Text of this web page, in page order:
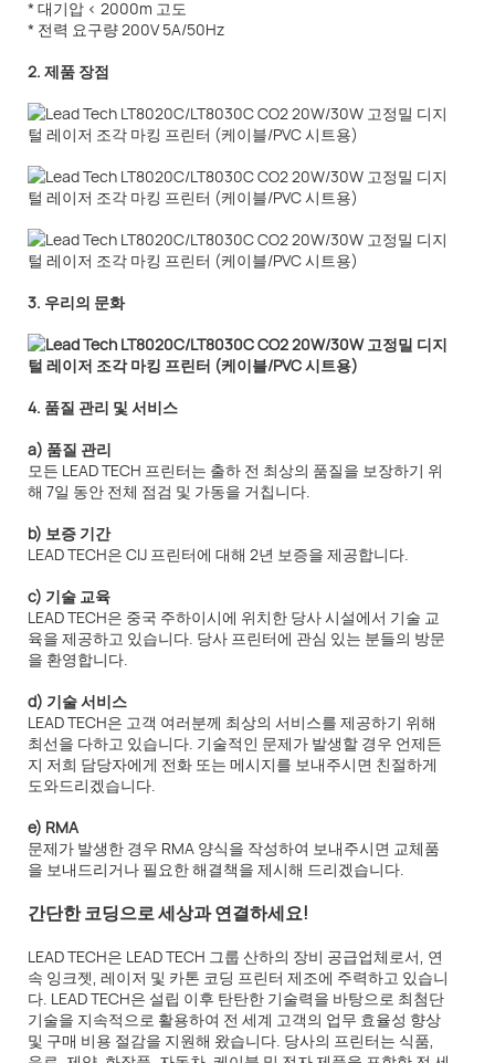
* 대기압 < 2000m 고도
* 전력 요구량 200V 5A/50Hz
2. 제품 장점
3. 우리의 문화
4. 품질 관리 및 서비스
a) 품질 관리
모든 LEAD TECH 프린터는 출하 전 최상의 품질을 보장하기 위
해 7일 동안 전체 점검 및 가동을 거칩니다.
b) 보증 기간
LEAD TECH은 CIJ 프린터에 대해 2년 보증을 제공합니다.
c) 기술 교육
LEAD TECH은 중국 주하이시에 위치한 당사 시설에서 기술 교
육을 제공하고 있습니다. 당사 프린터에 관심 있는 분들의 방문
을 환영합니다.
d) 기술 서비스
LEAD TECH은 고객 여러분께 최상의 서비스를 제공하기 위해
최선을 다하고 있습니다. 기술적인 문제가 발생할 경우 언제든
지 저희 담당자에게 전화 또는 메시지를 보내주시면 친절하게
도와드리겠습니다.
e) RMA
문제가 발생한 경우 RMA 양식을 작성하여 보내주시면 교체품
을 보내드리거나 필요한 해결책을 제시해 드리겠습니다.
간단한 코딩으로 세상과 연결하세요!
LEAD TECH은 LEAD TECH 그룹 산하의 장비 공급업체로서, 연
속 잉크젯, 레이저 및 카톤 코딩 프린터 제조에 주력하고 있습니
다. LEAD TECH은 설립 이후 탄탄한 기술력을 바탕으로 최첨단
기술을 지속적으로 활용하여 전 세계 고객의 업무 효율성 향상
및 구매 비용 절감을 지원해 왔습니다. 당사의 프린터는 식품,